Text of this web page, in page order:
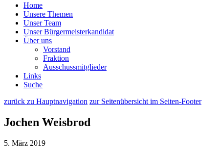
Home
Unsere Themen
Unser Team
Unser Bürgermeisterkandidat
Über uns
Vorstand
Fraktion
Ausschussmitglieder
Links
Suche
zurück zu Hauptnavigation zur Seitenübersicht im Seiten-Footer
Jochen Weisbrod
5. März 2019